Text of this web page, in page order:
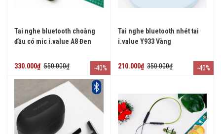
Tai nghe bluetooth choàng
đầu có mic i.value A8 Đen
330.000₫ 550.000₫ -40%
Tai nghe bluetooth nhét tai
i.value Y933 Vàng
210.000₫ 350.000₫ -40%